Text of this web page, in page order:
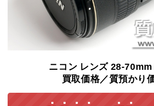
ニコン レンズ 28-70mm
買取価格／質預かり